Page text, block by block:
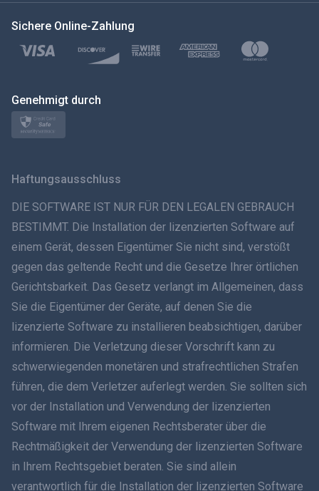
Türkçe
Polski
日本
ภาษาไทย
Dansk
हिंदी
עברית
Română
Ελληνικά
Tiếng Việt
Sichere Online-Zahlung
Genehmigt durch
Haftungsausschluss
DIE SOFTWARE IST NUR FÜR DEN LEGALEN GEBRAUCH
BESTIMMT. Die Installation der lizenzierten Software auf
einem Gerät, dessen Eigentümer Sie nicht sind, verstößt
gegen das geltende Recht und die Gesetze Ihrer örtlichen
Gerichtsbarkeit. Das Gesetz verlangt im Allgemeinen, dass
Sie die Eigentümer der Geräte, auf denen Sie die
lizenzierte Software zu installieren beabsichtigen, darüber
informieren. Die Verletzung dieser Vorschrift kann zu
schwerwiegenden monetären und strafrechtlichen Strafen
führen, die dem Verletzer auferlegt werden. Sie sollten sich
vor der Installation und Verwendung der lizenzierten
Software mit Ihrem eigenen Rechtsberater über die
Rechtmäßigkeit der Verwendung der lizenzierten Software
in Ihrem Rechtsgebiet beraten. Sie sind allein
verantwortlich für die Installation der lizenzierten Software